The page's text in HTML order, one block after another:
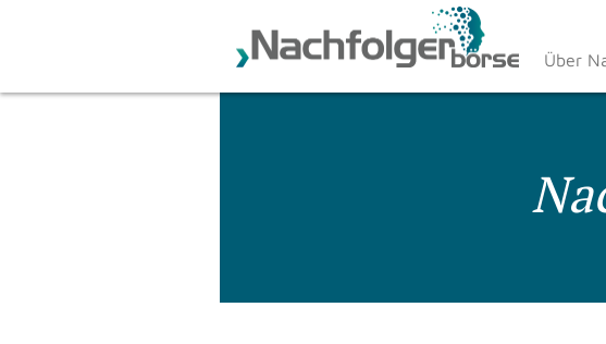
Direkt
NAVIGATION
Über